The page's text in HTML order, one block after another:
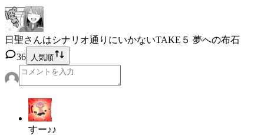
日聖さんはシナリオ通りにいかないTAKE５ 夢への布石
36
人気順
すー♪♪